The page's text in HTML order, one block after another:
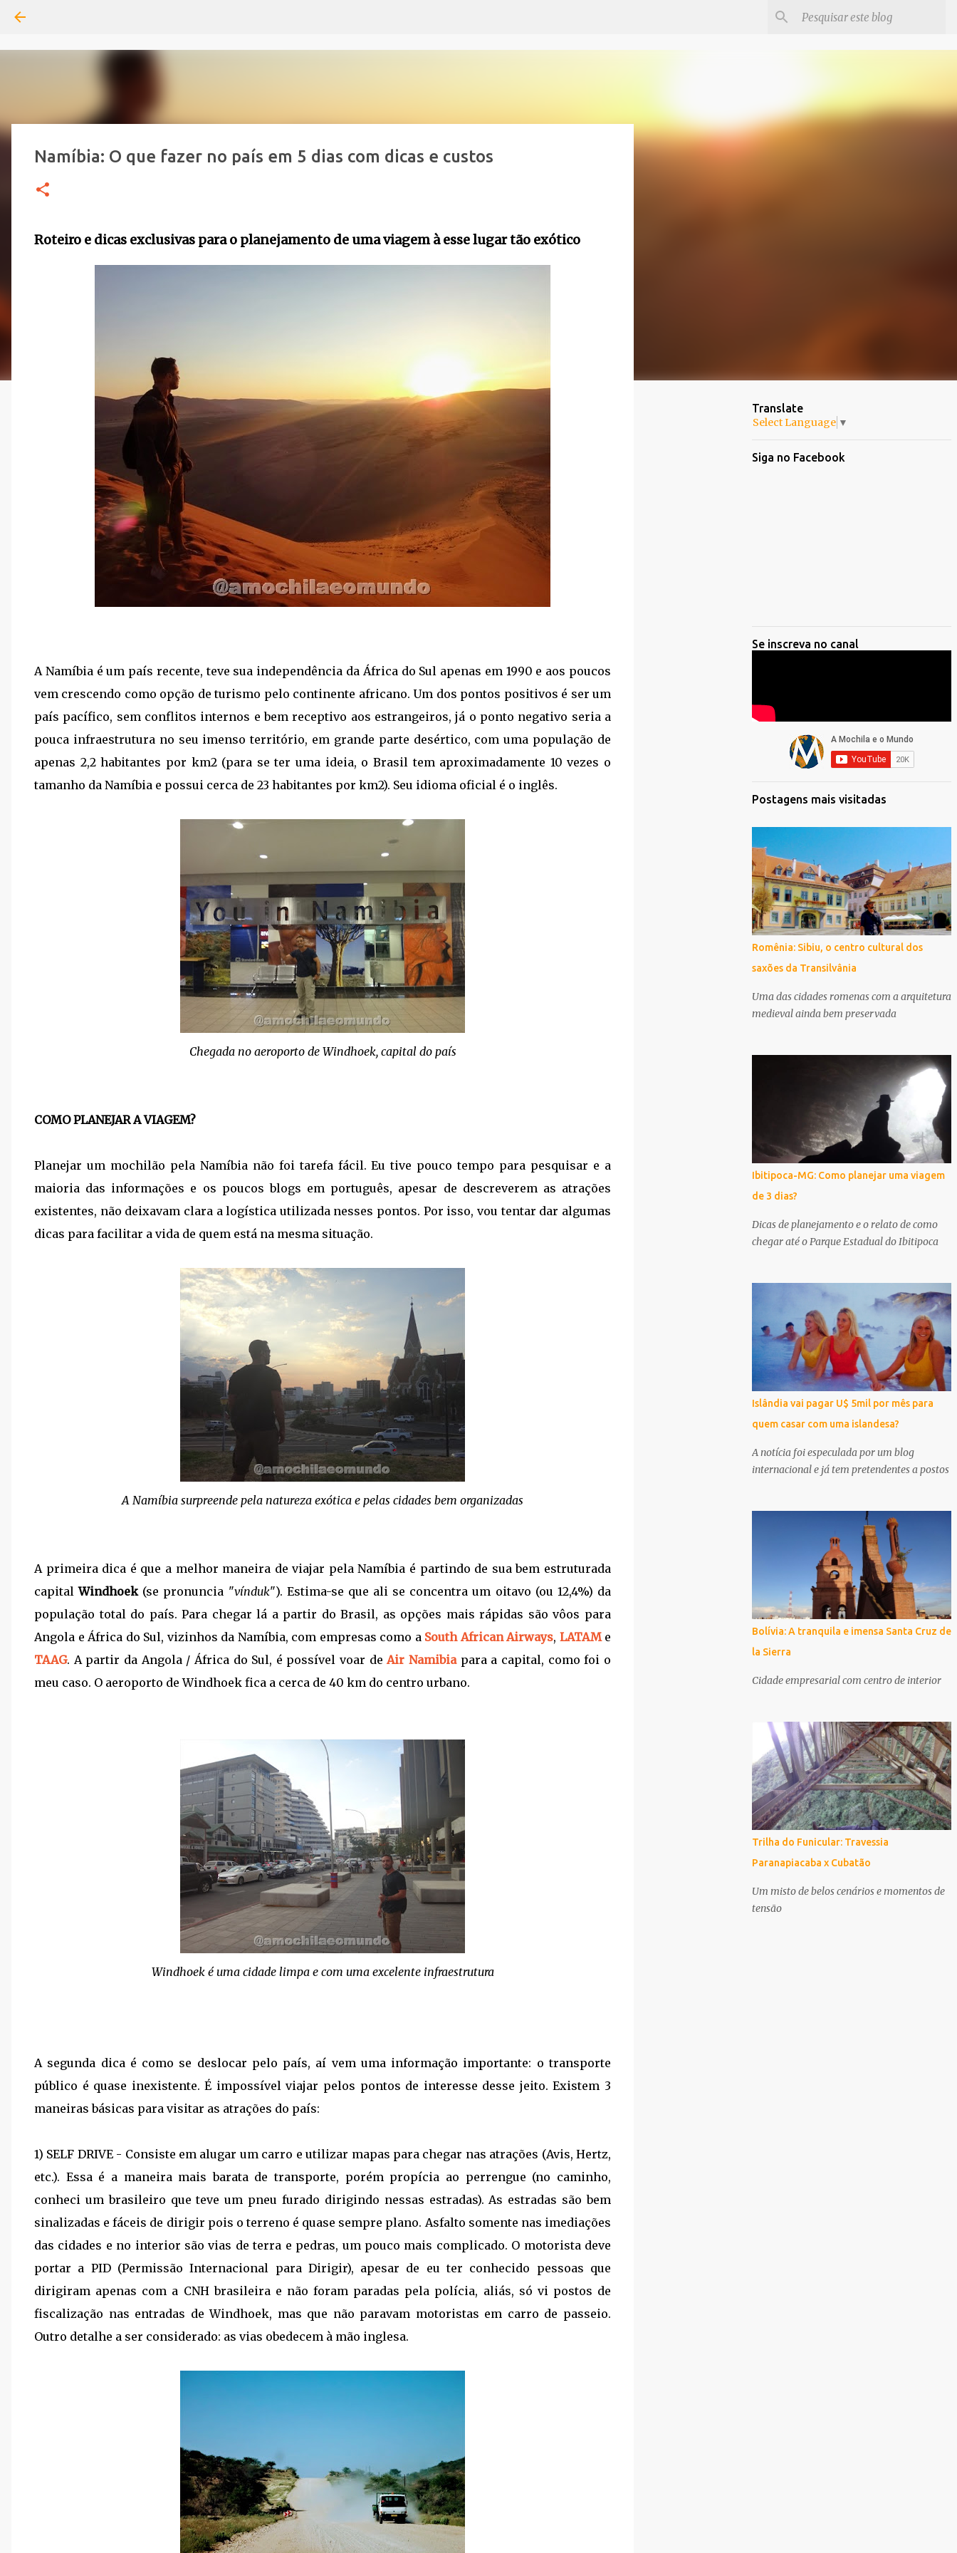
Namíbia: O que fazer no país em 5 dias com dicas e custos
Roteiro e dicas exclusivas para o planejamento de uma viagem à esse lugar tão exótico
A Namíbia é um país recente, teve sua independência da África do Sul apenas em 1990 e aos poucos
vem crescendo como opção de turismo pelo continente africano. Um dos pontos positivos é ser um
país pacífico, sem conflitos internos e bem receptivo aos estrangeiros, já o ponto negativo seria a
pouca infraestrutura no seu imenso território, em grande parte desértico, com uma população de
apenas 2,2 habitantes por km2 (para se ter uma ideia, o Brasil tem aproximadamente 10 vezes o
tamanho da Namíbia e possui cerca de 23 habitantes por km2). Seu idioma oficial é o inglês.
Chegada no aeroporto de Windhoek, capital do país
COMO PLANEJAR A VIAGEM?
Planejar um mochilão pela Namíbia não foi tarefa fácil. Eu tive pouco tempo para pesquisar e a
maioria das informações e os poucos blogs em português, apesar de descreverem as atrações
existentes, não deixavam clara a logística utilizada nesses pontos. Por isso, vou tentar dar algumas
dicas para facilitar a vida de quem está na mesma situação.
A Namíbia surpreende pela natureza exótica e pelas cidades bem organizadas
A primeira dica é que a melhor maneira de viajar pela Namíbia é partindo de sua bem estruturada
capitalWindhoek (se pronuncia "vínduk"). Estima-se que ali se concentra um oitavo (ou 12,4%) da
população total do país. Para chegar lá a partir do Brasil, as opções mais rápidas são vôos para
Angola e África do Sul, vizinhos da Namíbia, com empresas como a South African Airways, LATAMe
TAAG. A partir da Angola / África do Sul, é possível voar deAir Namibiapara a capital, como foi o
meu caso. O aeroporto de Windhoek fica a cerca de 40 km do centro urbano.
Windhoek é uma cidade limpa e com uma excelente infraestrutura
A segunda dica é como se deslocar pelo país, aí vem uma informação importante: o transporte
público é quase inexistente. É impossível viajar pelos pontos de interesse desse jeito. Existem 3
maneiras básicas para visitar as atrações do país:
1) SELF DRIVE - Consiste em alugar um carro e utilizar mapas para chegar nas atrações (Avis, Hertz,
etc.). Essa é a maneira mais barata de transporte, porém propícia ao perrengue (no caminho,
conheci um brasileiro que teve um pneu furado dirigindo nessas estradas). As estradas são bem
sinalizadas e fáceis de dirigir pois o terreno é quase sempre plano. Asfalto somente nas imediações
das cidades e no interior são vias de terra e pedras, um pouco mais complicado. O motorista deve
portar a PID (Permissão Internacional para Dirigir), apesar de eu ter conhecido pessoas que
dirigiram apenas com a CNH brasileira e não foram paradas pela polícia, aliás, só vi postos de
fiscalização nas entradas de Windhoek, mas que não paravam motoristas em carro de passeio.
Outro detalhe a ser considerado: as vias obedecem à mão inglesa.
Translate
Select Language ▼
Siga no Facebook
Se inscreva no canal
Postagens mais visitadas
Romênia: Sibiu, o centro cultural dos
saxões da Transilvânia
Uma das cidades romenas com a arquitetura
medieval ainda bem preservada
Ibitipoca-MG: Como planejar uma viagem
de 3 dias?
Dicas de planejamento e o relato de como
chegar até o Parque Estadual do Ibitipoca
Islândia vai pagar U$ 5mil por mês para
quem casar com uma islandesa?
A notícia foi especulada por um blog
internacional e já tem pretendentes a postos
Bolívia: A tranquila e imensa Santa Cruz de
la Sierra
Cidade empresarial com centro de interior
Trilha do Funicular: Travessia
Paranapiacaba x Cubatão
Um misto de belos cenários e momentos de
tensão